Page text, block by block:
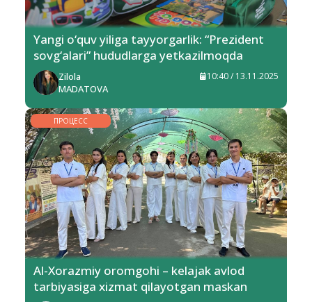
Yangi o‘quv yiliga tayyorgarlik: “Prezident
sovg‘alari” hududlarga yetkazilmoqda
Zilola
MADATOVA
10:40 / 13.11.2025
ПРОЦЕСС
Al-Xorazmiy oromgohi – kelajak avlod
tarbiyasiga xizmat qilayotgan maskan